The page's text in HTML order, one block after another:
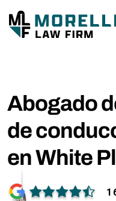
Abogado
de
en White